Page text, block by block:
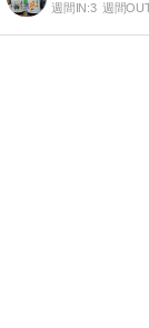
週間IN:3 週間